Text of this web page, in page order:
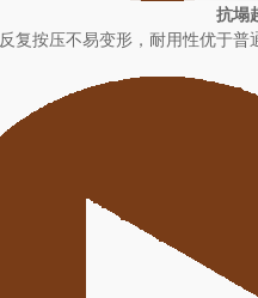
抗塌
反复按压不易变形，耐用性优于